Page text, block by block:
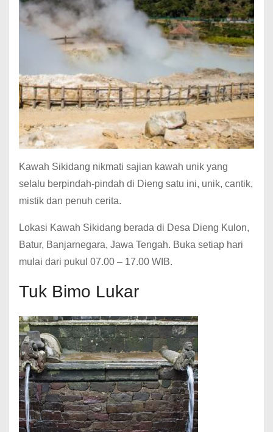
Kawah Sikidang nikmati sajian kawah unik yang
selalu berpindah-pindah di Dieng satu ini, unik, cantik,
mistik dan penuh cerita.
Lokasi Kawah Sikidang berada di Desa Dieng Kulon,
Batur, Banjarnegara, Jawa Tengah. Buka setiap hari
mulai dari pukul 07.00 – 17.00 WIB.
Tuk Bimo Lukar